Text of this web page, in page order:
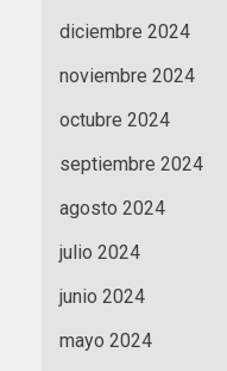
diciembre 2024
noviembre 2024
octubre 2024
septiembre 2024
agosto 2024
julio 2024
junio 2024
mayo 2024